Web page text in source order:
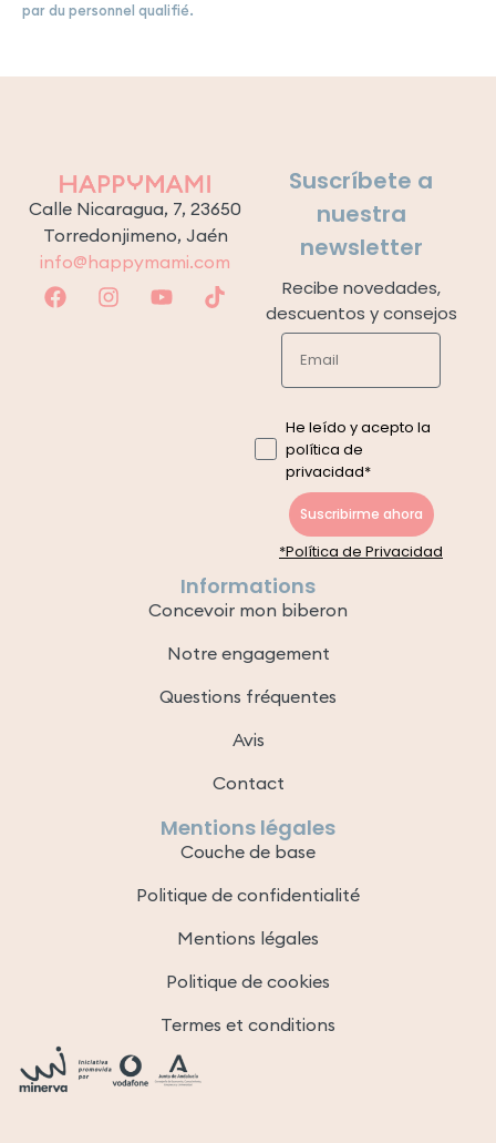
par du personnel qualifié.
Calle Nicaragua, 7, 23650
Torredonjimeno, Jaén
info@happymami.com
Suscríbete a
nuestra
newsletter
Recibe novedades,
descuentos y consejos
He leído y acepto la
política de
privacidad*
Suscribirme ahora
*Política de Privacidad
Informations
Concevoir mon biberon
Notre engagement
Questions fréquentes
Avis
Contact
Mentions légales
Couche de base
Politique de confidentialité
Mentions légales
Politique de cookies
Termes et conditions